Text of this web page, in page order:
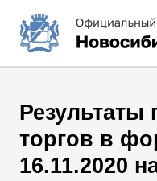
Результаты
торгов в
16.11.2020